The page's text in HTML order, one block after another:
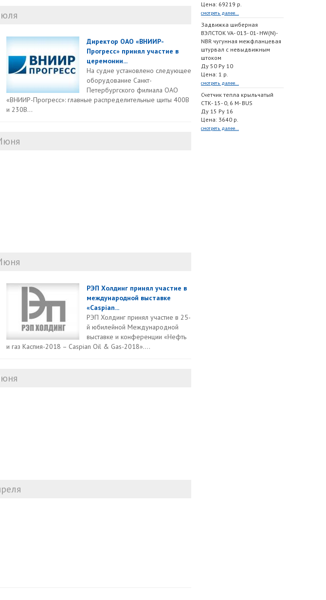
Директор ОАО «ВНИИР-
Прогресс» принял участие в
церемонии...
На судне установлено следующее
оборудование Санкт-
Петербургского филиала ОАО
«ВНИИР-Прогресс»: главные распределительные щиты 400В
и 230В...
РЭП Холдинг принял участие в
международной выставке
«Caspian...
РЭП Холдинг принял участие в 25-
й юбилейной Международной
выставке и конференции «Нефть
и газ Каспия-2018 – Caspian Oil & Gas-2018»....
Цена: 69219 р.
смотреть далее...
Задвижка шиберная
ВЭЛСТОК VA- 013- 01- HW(N)-
NBR чугунная межфланцевая
штурвал с невыдвижным
штоком
Ду 50 Ру 10
Цена: 1 р.
смотреть далее...
Счетчик тепла крыльчатый
СТК- 15- 0, 6 M- BUS
Ду 15 Ру 16
Цена: 3640 р.
смотреть далее...